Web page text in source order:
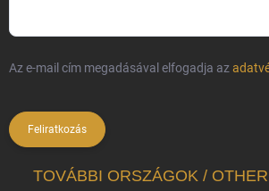
Az e-mail cím megadásával elfogadja az
Feliratkozás
TOVÁBBI ORSZÁGOK /